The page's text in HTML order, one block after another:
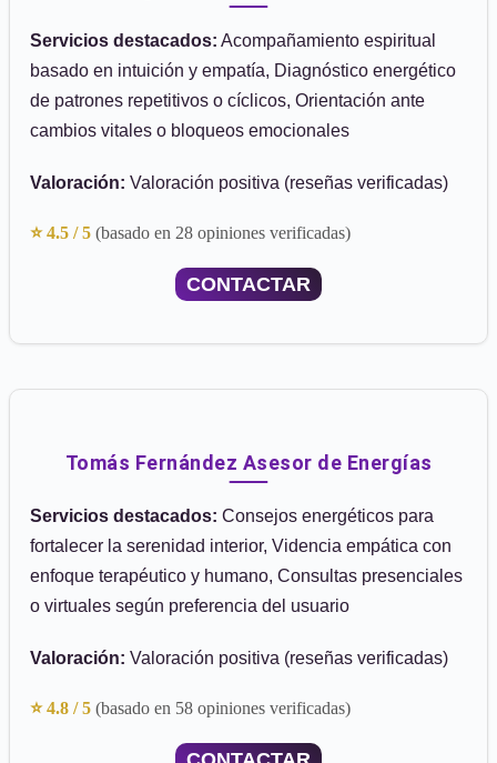
Servicios destacados: Acompañamiento espiritual
basado en intuición y empatía, Diagnóstico energético
de patrones repetitivos o cíclicos, Orientación ante
cambios vitales o bloqueos emocionales
Valoración: Valoración positiva (reseñas verificadas)
⭐ 4.5 / 5 (basado en 28 opiniones verificadas)
CONTACTAR
Tomás Fernández Asesor de Energías
Servicios destacados: Consejos energéticos para
fortalecer la serenidad interior, Videncia empática con
enfoque terapéutico y humano, Consultas presenciales
o virtuales según preferencia del usuario
Valoración: Valoración positiva (reseñas verificadas)
⭐ 4.8 / 5 (basado en 58 opiniones verificadas)